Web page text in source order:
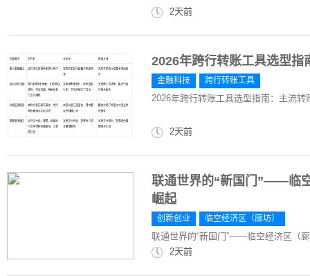
2天前
2026年跨行转账工具选型指
金融科技 跨行转账工具
2026年跨行转账工具选型指南：主流
2天前
联通世界的“新国门”——临
崛起
创新创业 临空经济区（廊坊）
联通世界的“新国门”——临空经济区（
2天前